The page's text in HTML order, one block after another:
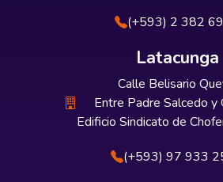
(+593) 2 382
Latacunga
Calle Belisario
Entre Padre Salcedo y
Edificio Sindicato de
(+593) 97 933